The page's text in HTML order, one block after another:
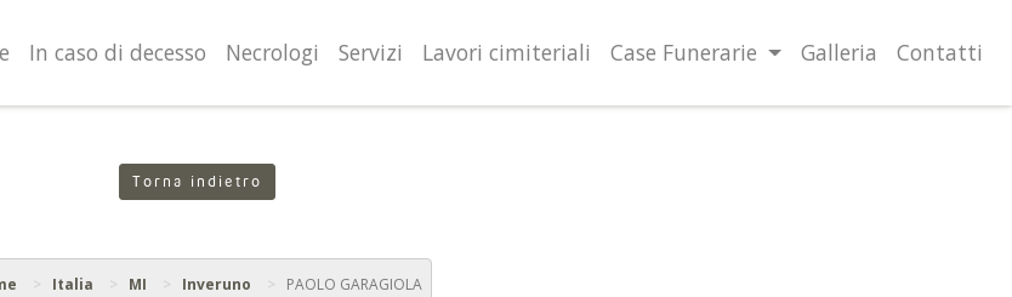
In caso di decesso Necrologi Servizi Lavori cimiteriali Case Funerarie Galleria Contatti
Torna indietro
Italia MI Inveruno PAOLO GARAGIOLA
necessari al funzionamento ed utili alle finalità illustrate nella cookie policy. Chiudendo questo banner,
la navigazione in altra maniera, acconsenti all’uso dei cookie. Ulteriori informazioni OK